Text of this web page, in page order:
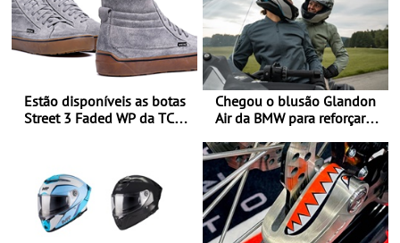
Estão disponíveis as botas
Street 3 Faded WP da TCX
Chegou o blusão Glandon
Air da BMW para reforçar
verão